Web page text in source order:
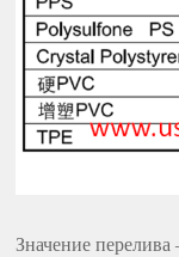
Значение